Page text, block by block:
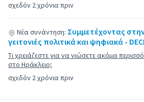
σχεδόν 2 χρόνια πριν
σχεδόν 2 χρόνια πριν
Νέα συνάντηση: Συμμετέχοντας
γειτονιές πολιτικά και ψηφιακά -
Τι χρειάζεστε για να νιώσετε ακόμα
στο Ηράκλειο;